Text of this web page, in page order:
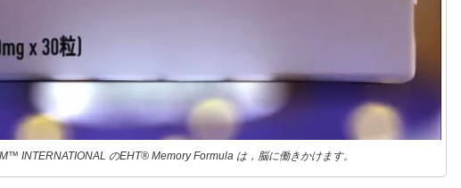
INTERNATIONAL のEHT® Memory Formula は，脳に働きかけます。